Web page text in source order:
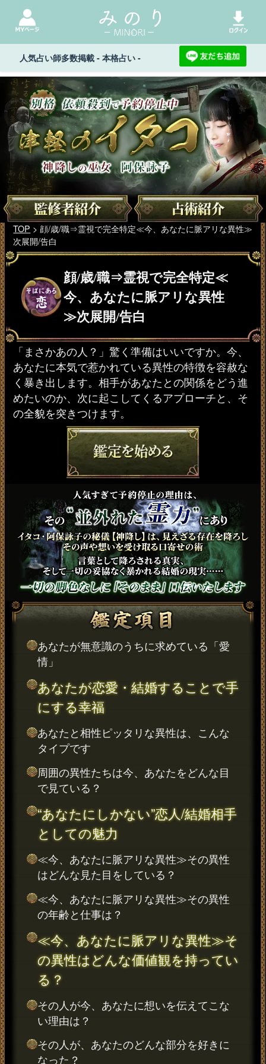
人気占い師多数掲載 - 本格占い -
TOP > 顔/歳/職⇒霊視で完全特定≪今、あなたに脈アリな異性≫
次展開/告白
顔/歳/職⇒霊視で完全特定≪
今、あなたに脈アリな異性
≫次展開/告白
「まさかあの人？」驚く準備はいいですか。今、
あなたに本気で惹かれている異性の特徴を容赦な
く暴き出します。相手があなたとの関係をどう進
めたいのか、次に起こしてくるアプローチと、そ
の全貌を突きつけます。
あなたが無意識のうちに求めている「愛
情」
あなたが恋愛・結婚することで手
にする幸福
あなたと相性ピッタリな異性は、こんな
タイプです
周囲の異性たちは今、あなたをどんな目
で見ている？
“あなたにしかない”恋人/結婚相手
としての魅力
≪今、あなたに脈アリな異性≫その異性
はどんな見た目をしている？
≪今、あなたに脈アリな異性≫その異性
の年齢と仕事は？
≪今、あなたに脈アリな異性≫そ
の異性はどんな価値観を持ってい
る？
その人が今、あなたに想いを伝えてこな
い理由は？
その人が、あなたのどんな部分を好きに
なった？